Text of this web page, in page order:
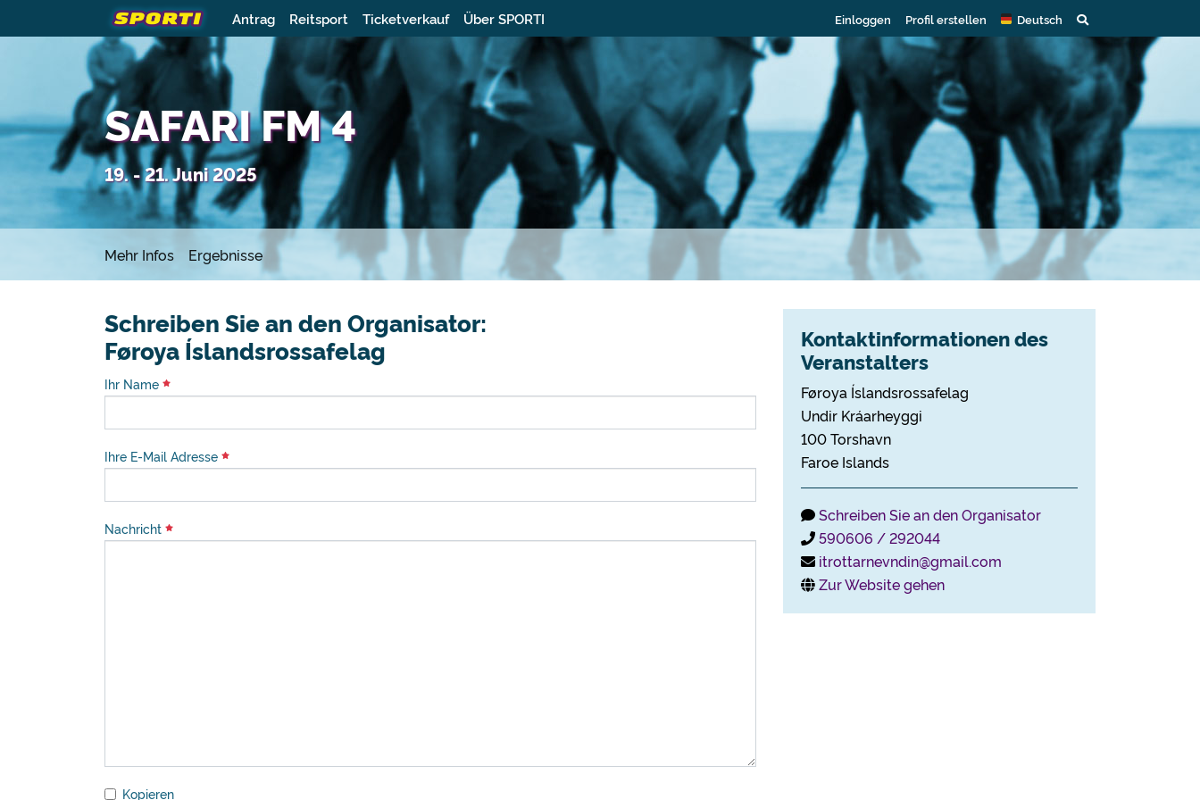
Antrag Reitsport Ticketverkauf Über SPORTI Einloggen Profil erstellen Deutsch
SAFARI FM 4
19. - 21. Juni 2025
Mehr Infos Ergebnisse
Schreiben Sie an den Organisator:
Føroya Íslandsrossafelag
Ihr Name
Ihre E-Mail Adresse
Nachricht
Kopieren
Kontaktinformationen des
Veranstalters
Føroya Íslandsrossafelag
Undir Kráarheyggi
100 Torshavn
Faroe Islands
Schreiben Sie an den Organisator
590606 / 292044
itrottarnevndin@gmail.com
Zur Website gehen